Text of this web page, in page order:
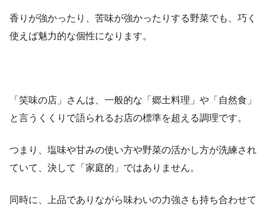
香りが強かったり、苦味が強かったりする野菜でも、巧く
使えば魅力的な個性になります。
「笑味の店」さんは、一般的な「郷土料理」や「自然食」
と言うくくりで語られるお店の標準を超える調理です。
つまり、塩味や甘みの使い方や野菜の活かし方が洗練され
ていて、決して「家庭的」ではありません。
同時に、上品でありながら味わいの力強さも持ち合わせて